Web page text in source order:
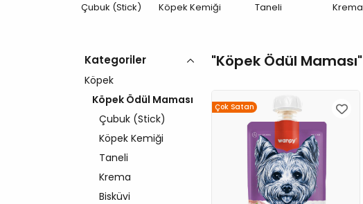
Çubuk (Stick) Köpek Kemiği Taneli Krema
Kategoriler
Köpek
Köpek Ödül Maması
Çubuk (Stick)
Köpek Kemiği
Taneli
Krema
Bisküvi
Köpek Ödül Maması
Çok Satan